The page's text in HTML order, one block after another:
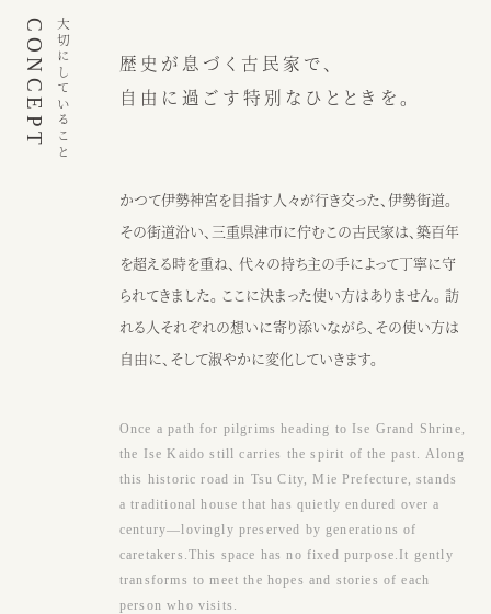
ウェディング予約 カフェ予約
カフェ ウェディング
JR阿漕駅から徒歩15分、三交バスエンマ堂前から徒歩3分、津駅から車
（カフェ）月〜土・祝日 ： 9：00〜17：00
※日曜または17時以降、ウェディング貸切
大切にしていること
CONCEPT
歴史が息づく古民家で、
自由に過ごす特別なひとときを。
かつて伊勢神宮を目指す人々が行き交った、伊勢街道。
その街道沿い、三重県津市に佇むこの古民家は、築百年
を超える時を重ね、 代々の持ち主の手によって丁寧に守
られてきました。 ここに決まった使い方はありません。 訪
れる人それぞれの想いに寄り添いながら、その使い方は
自由に、そして淑やかに変化していきます。
Once a path for pilgrims heading to Ise Grand Shrine,
the Ise Kaido still carries the spirit of the past. Along
this historic road in Tsu City, Mie Prefecture, stands
a traditional house that has quietly endured over a
century—lovingly preserved by generations of
caretakers.This space has no fixed purpose.It gently
transforms to meet the hopes and stories of each
person who visits.